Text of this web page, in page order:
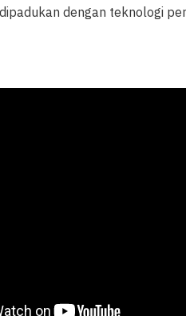
dengan teknologi